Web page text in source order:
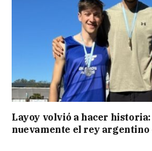
Layoy volvió a hacer historia:
nuevamente el rey argentino